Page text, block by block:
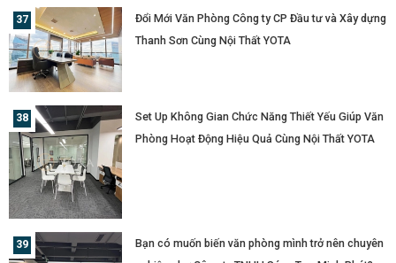
Đổi Mới Văn Phòng Công ty CP Đầu tư và Xây dựng
Thanh Sơn Cùng Nội Thất YOTA
Set Up Không Gian Chức Năng Thiết Yếu Giúp Văn
Phòng Hoạt Động Hiệu Quả Cùng Nội Thất YOTA
Bạn có muốn biến văn phòng mình trở nên chuyên